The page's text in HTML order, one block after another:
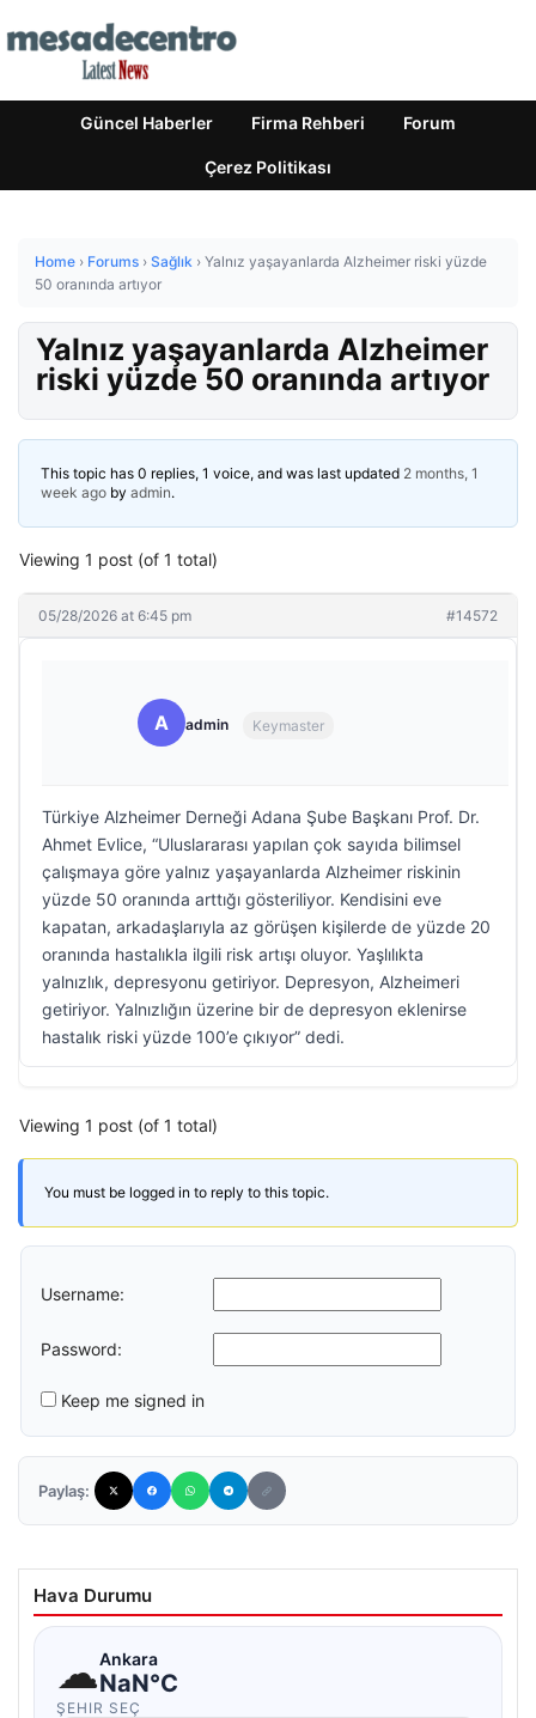
Güncel Haberler Firma Rehberi Forum
Çerez Politikası
Home › Forums › Sağlık › Yalnız yaşayanlarda Alzheimer riski yüzde
50 oranında artıyor
Yalnız yaşayanlarda Alzheimer
riski yüzde 50 oranında artıyor
This topic has 0 replies, 1 voice, and was last updated 2 months, 1
week ago by admin.
Viewing 1 post (of 1 total)
05/28/2026 at 6:45 pm #14572
A admin Keymaster
Türkiye Alzheimer Derneği Adana Şube Başkanı Prof. Dr.
Ahmet Evlice, “Uluslararası yapılan çok sayıda bilimsel
çalışmaya göre yalnız yaşayanlarda Alzheimer riskinin
yüzde 50 oranında arttığı gösteriliyor. Kendisini eve
kapatan, arkadaşlarıyla az görüşen kişilerde de yüzde 20
oranında hastalıkla ilgili risk artışı oluyor. Yaşlılıkta
yalnızlık, depresyonu getiriyor. Depresyon, Alzheimeri
getiriyor. Yalnızlığın üzerine bir de depresyon eklenirse
hastalık riski yüzde 100’e çıkıyor” dedi.
Viewing 1 post (of 1 total)
You must be logged in to reply to this topic.
Username:
Password:
Keep me signed in
Paylaş:
Hava Durumu
☁Ankara
NaN°C
ŞEHIR SEÇ